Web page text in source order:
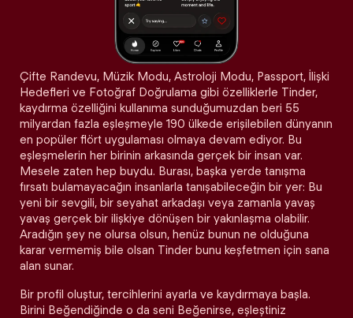
Çifte Randevu, Müzik Modu, Astroloji Modu, Passport, İlişki
Hedefleri ve Fotoğraf Doğrulama gibi özelliklerle Tinder,
kaydırma özelliğini kullanıma sunduğumuzdan beri 55
milyardan fazla eşleşmeyle 190 ülkede erişilebilen dünyanın
en popüler flört uygulaması olmaya devam ediyor. Bu
eşleşmelerin her birinin arkasında gerçek bir insan var.
Mesele zaten hep buydu. Burası, başka yerde tanışma
fırsatı bulamayacağın insanlarla tanışabileceğin bir yer: Bu
yeni bir sevgili, bir seyahat arkadaşı veya zamanla yavaş
yavaş gerçek bir ilişkiye dönüşen bir yakınlaşma olabilir.
Aradığın şey ne olursa olsun, henüz bunun ne olduğuna
karar vermemiş bile olsan Tinder bunu keşfetmen için sana
alan sunar.
Bir profil oluştur, tercihlerini ayarla ve kaydırmaya başla.
Birini Beğendiğinde o da seni Beğenirse, eşleştiniz